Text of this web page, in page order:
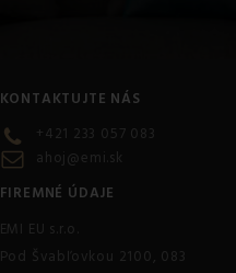
KONTAKTUJTE NÁS
+421 233 057 083
ahoj@emi.sk
FIREMNÉ ÚDAJE
EMI EU s.r.o.
Pod Švabľovkou 2100, 083